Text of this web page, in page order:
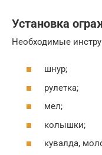
Установка
Необходимые
шнур;
рулетка;
мел;
колышки;
кувалда,